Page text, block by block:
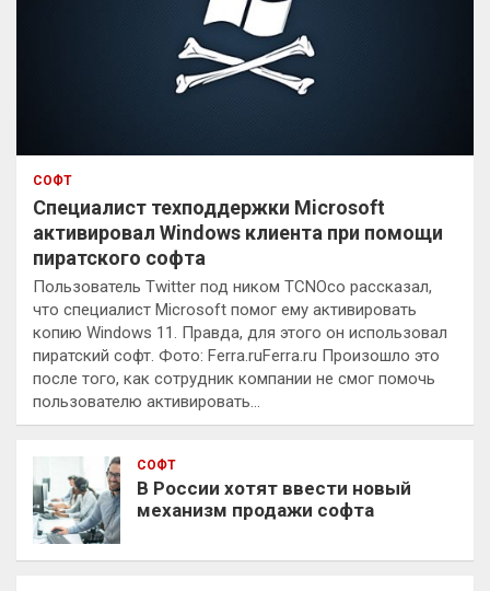
СОФТ
Специалист техподдержки Microsoft
активировал Windows клиента при помощи
пиратского софта
Пользователь Twitter под ником TCNOco рассказал,
что специалист Microsoft помог ему активировать
копию Windows 11. Правда, для этого он использовал
пиратский софт. Фото: Ferra.ruFerra.ru Произошло это
после того, как сотрудник компании не смог помочь
пользователю активировать…
СОФТ
В России хотят ввести новый
механизм продажи софта